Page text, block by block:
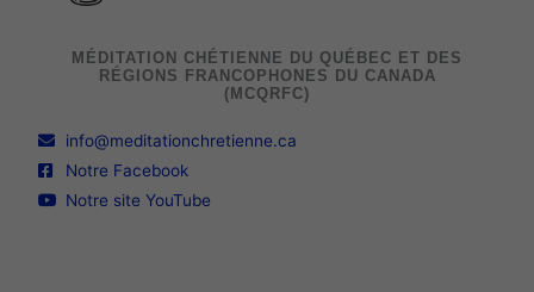
MÉDITATION CHÉTIENNE DU QUÉBEC ET DES
RÉGIONS FRANCOPHONES DU CANADA
(MCQRFC)
info@meditationchretienne.ca
Notre Facebook
Notre site YouTube